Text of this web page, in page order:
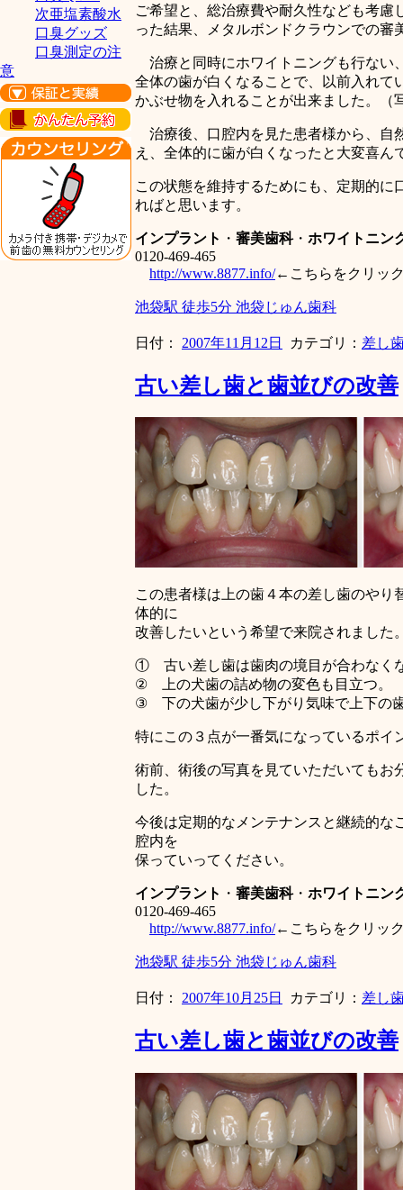
次亜塩素酸水
口臭グッズ
口臭測定の注
意
ご希望と、総治療費や耐久性なども考慮
った結果、メタルボンドクラウンでの審
治療と同時にホワイトニングも行ない
全体の歯が白くなることで、以前入れて
かぶせ物を入れることが出来ました。（
治療後、口腔内を見た患者様から、自
え、全体的に歯が白くなったと大変喜ん
この状態を維持するためにも、定期的に
ればと思います。
インプラント ・ 審美歯科・ ホワイトニン
0120-469-465
http://www.8877.info/←こちらをクリッ
池袋駅 徒歩5分 池袋じゅん歯科
日付： 2007年11月12日 カテゴリ： 差し
古い差し歯と歯並びの改善
この患者様は上の歯４本の差し歯のや
体的に
改善したいという希望で来院されました
① 古い差し歯は歯肉の境目が合わなく
② 上の犬歯の詰め物の変色も目立つ。
③ 下の犬歯が少し下がり気味で上下の
特にこの３点が一番気になっているポイ
術前、術後の写真を見ていただいてもお
した。
今後は定期的なメンテナンスと継続的な
腔内を
保っていってください。
インプラント ・ 審美歯科・ ホワイトニン
0120-469-465
http://www.8877.info/←こちらをクリッ
池袋駅 徒歩5分 池袋じゅん歯科
日付： 2007年10月25日 カテゴリ： 差し
古い差し歯と歯並びの改善